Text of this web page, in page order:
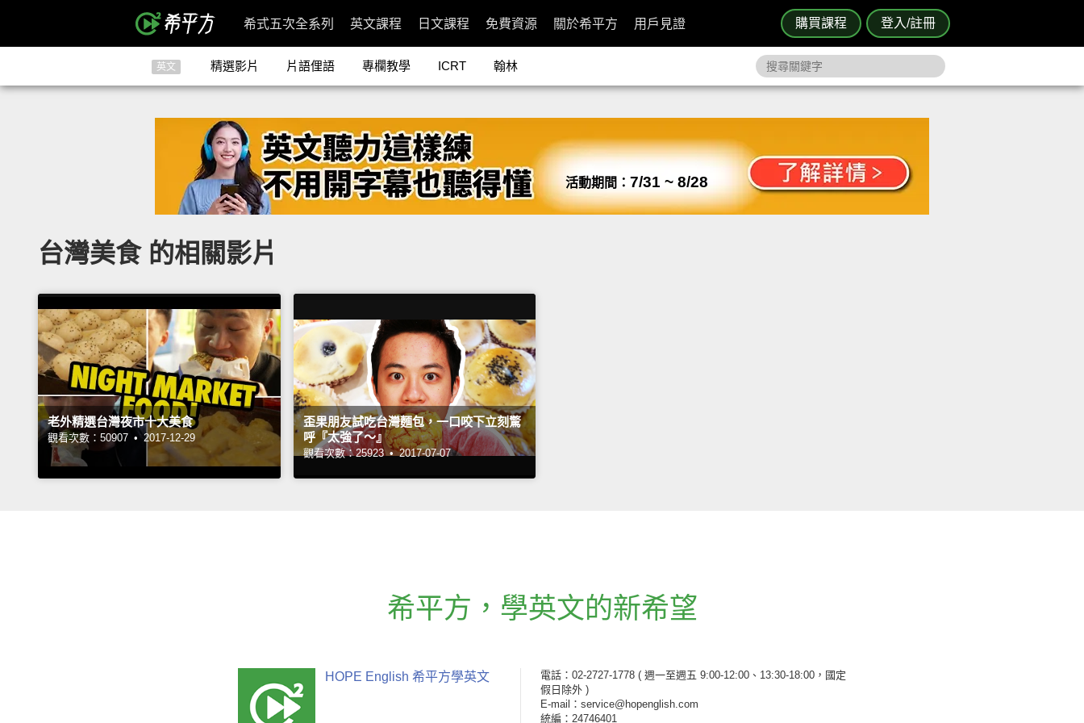
購買課程 登入/註冊
希式五次全系列 英文課程 日文課程 免費資源 關於希平方 用戶見證
英文 精選影片 片語俚語 專欄教學 ICRT 翰林
活動期間： 7/31 ~ 8/28
台灣美食 的相關影片
老外精選台灣夜市十大美食
觀看次數：50907 • 2017-12-29
歪果朋友試吃台灣麵包，一口咬下立刻驚
呼『太強了～』
觀看次數：25923 • 2017-07-07
希平方 ， 學英文的新希望
HOPE English 希平方學英文 電話：02-2727-1778 ( 週一至週五 9:00-12:00、13:30-18:00，國定
假日除外 )
E-mail：service@hopenglish.com
統編：24746401